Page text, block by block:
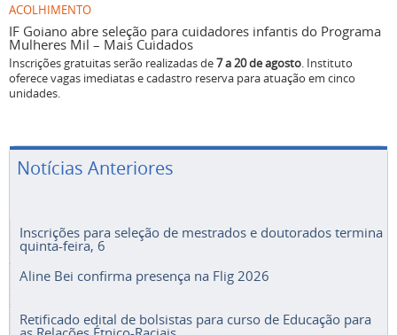
ACOLHIMENTO
IF Goiano abre seleção para cuidadores infantis do Programa
Mulheres Mil – Mais Cuidados
Inscrições gratuitas serão realizadas de7 a 20 de agosto. Instituto
oferece vagas imediatas e cadastro reserva para atuação em cinco
unidades.
Notícias Anteriores
Inscrições para seleção de mestrados e doutorados termina
quinta-feira, 6
Aline Bei confirma presença na Flig 2026
Retificado edital de bolsistas para curso de Educação para